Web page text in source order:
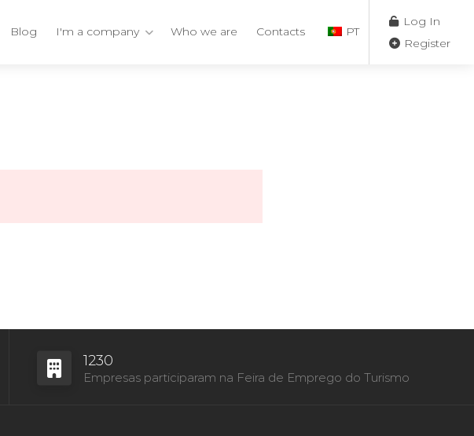
Blog I'm a company Who we are Contacts PT
Log In
Register
1230
Empresas participaram na Feira de Emprego do Turismo